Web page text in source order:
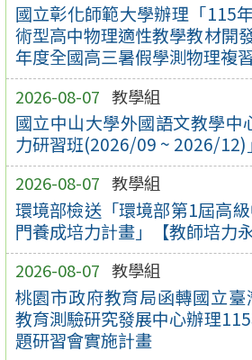
國立彰化師範大學辦理「115
術型高中物理適性教學教材開
年度全國高三暑假學測物理複習
2026-08-07 教學組
國立中山大學外國語文教學中
力研習班(2026/09 ~ 2026/12)
2026-08-07 教學組
環境部檢送「環境部第1屆高
門養成培力計畫」【教師培力
2026-08-07 教學組
桃園市政府教育局函轉國立
教育測驗研究發展中心辦理
題研習會實施計畫